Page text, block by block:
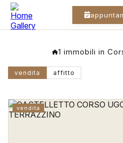
1 immobili in
vendita affitto
vendita